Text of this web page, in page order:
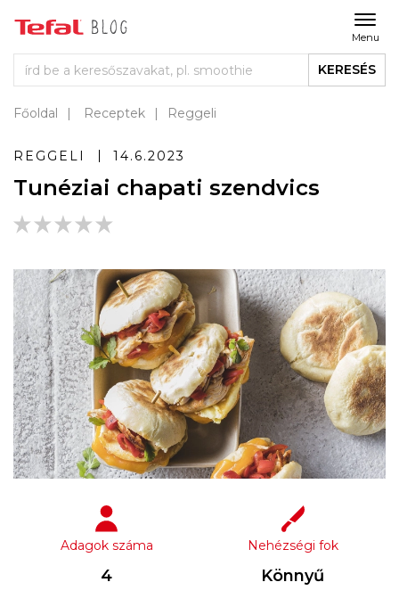
Menu
KERESÉS
Főoldal Receptek Reggeli
REGGELI 14.6.2023
Tunéziai chapati szendvics
Adagok száma
4
Nehézségi fok
Könnyű